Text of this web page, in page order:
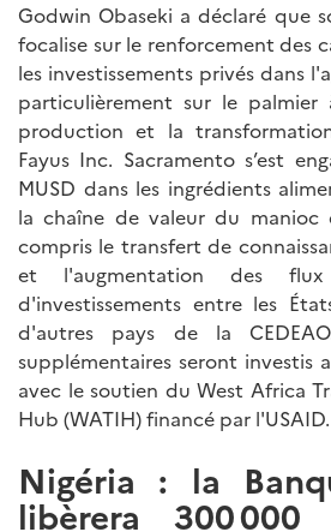
Godwin Obaseki a déclaré que
focalise sur le renforcement des
les investissements privés dans
particulièrement sur le
production et la
Fayus Inc. Sacramento s’est
MUSD dans les ingrédients
la chaîne de valeur du manioc
compris le transfert de
et l'augmentation des flux
d'investissements entre les
d'autres pays de la
supplémentaires seront investis
avec le soutien du West Africa
Hub (WATIH) financé par l'USAID.
Nigéria : la
libèrera 300